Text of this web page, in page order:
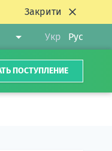
Закрити
Укр Рус
ПОСТУПЛЕНИЕ